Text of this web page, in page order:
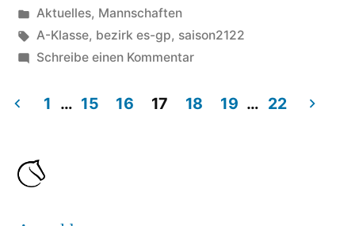
von
Veröffentlicht
unter
Aktuelles, Mannschaften
Schlagwörter:
A-Klasse, bezirk es-gp, saison2122
Schreibe einen Kommentarzu
Mannschaft
der
1 … 15 16 17 18 19 … 22